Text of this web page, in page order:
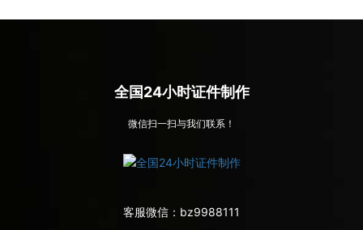
全国24小时证件制作
微信扫一扫与我们联系！
客服微信： bz9988111